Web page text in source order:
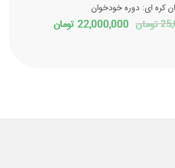
بود.
کره ای: دوره خودخوان
تومان قیمت
22,000,000 تومانقیمت